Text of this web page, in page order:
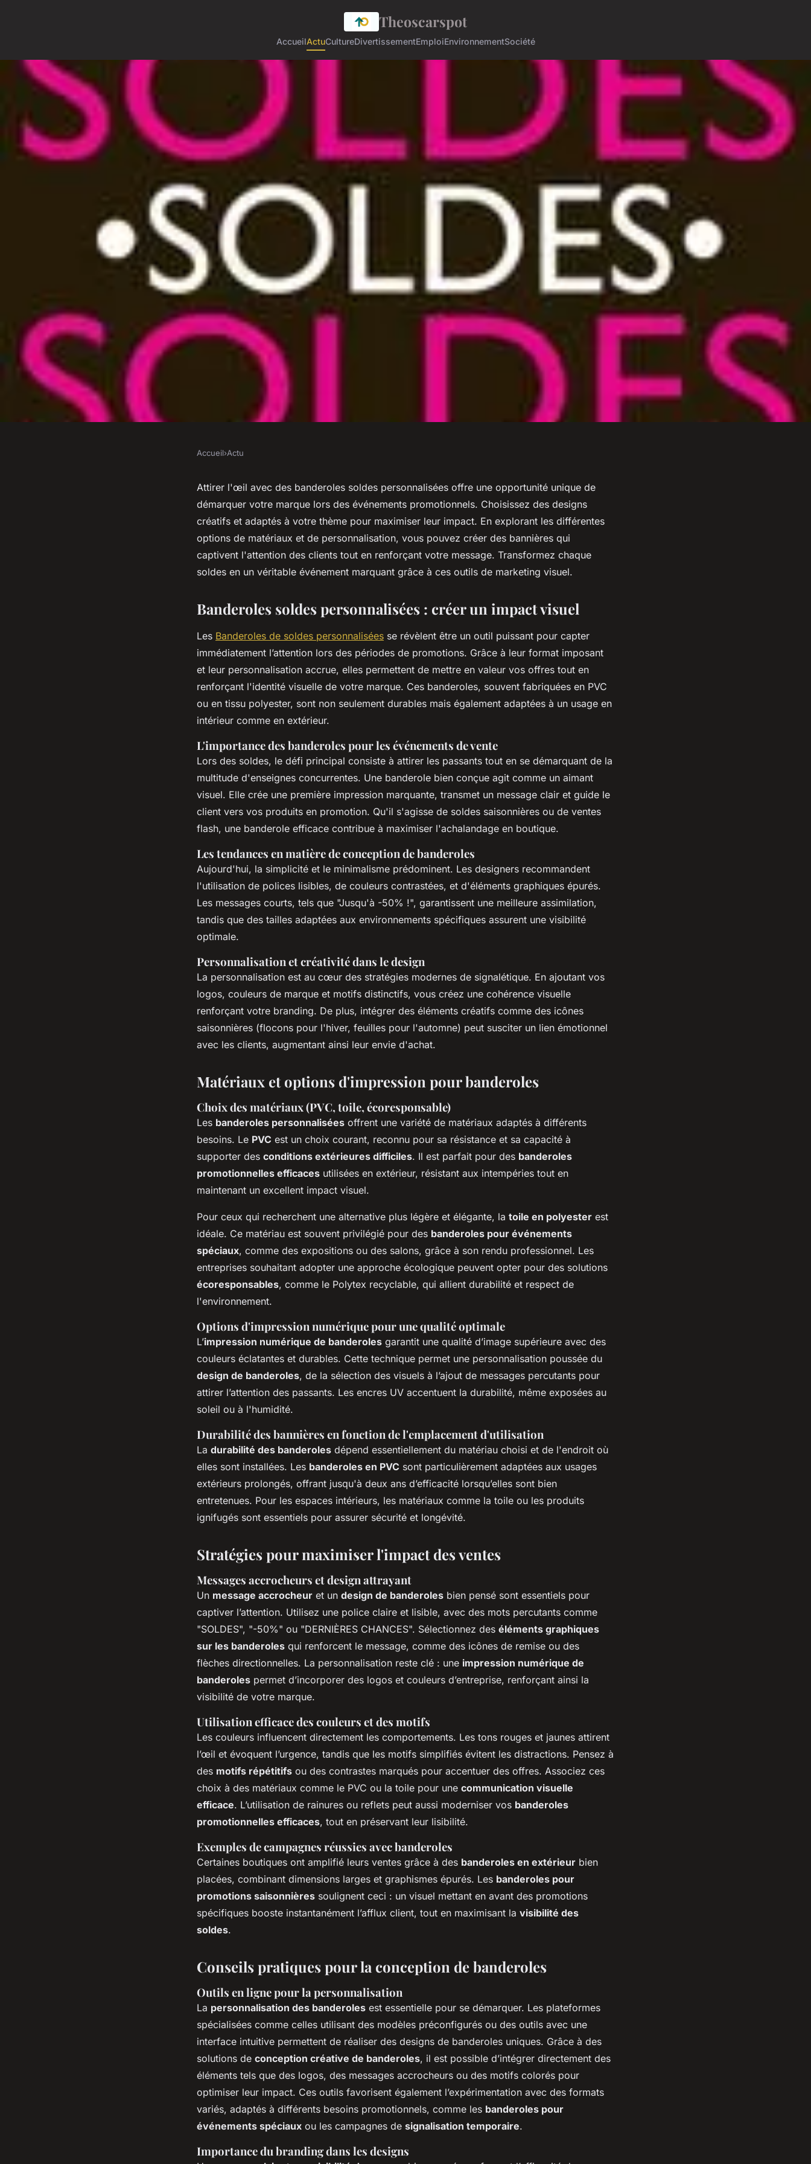
Theoscarspot
AccueilActuCultureDivertissementEmploiEnvironnementSociété
Banderoles soldes personnalisées :
attirez l'œil avec style !
Accueil›Actu
Attirer l'œil avec des banderoles soldes personnalisées offre une opportunité unique de
démarquer votre marque lors des événements promotionnels. Choisissez des designs
créatifs et adaptés à votre thème pour maximiser leur impact. En explorant les différentes
options de matériaux et de personnalisation, vous pouvez créer des bannières qui
captivent l'attention des clients tout en renforçant votre message. Transformez chaque
soldes en un véritable événement marquant grâce à ces outils de marketing visuel.
Banderoles soldes personnalisées : créer un impact visuel
Les Banderoles de soldes personnalisées se révèlent être un outil puissant pour capter
immédiatement l’attention lors des périodes de promotions. Grâce à leur format imposant
et leur personnalisation accrue, elles permettent de mettre en valeur vos offres tout en
renforçant l'identité visuelle de votre marque. Ces banderoles, souvent fabriquées en PVC
ou en tissu polyester, sont non seulement durables mais également adaptées à un usage en
intérieur comme en extérieur.
L'importance des banderoles pour les événements de vente
Lors des soldes, le défi principal consiste à attirer les passants tout en se démarquant de la
multitude d'enseignes concurrentes. Une banderole bien conçue agit comme un aimant
visuel. Elle crée une première impression marquante, transmet un message clair et guide le
client vers vos produits en promotion. Qu'il s'agisse de soldes saisonnières ou de ventes
flash, une banderole efficace contribue à maximiser l'achalandage en boutique.
Les tendances en matière de conception de banderoles
Aujourd'hui, la simplicité et le minimalisme prédominent. Les designers recommandent
l'utilisation de polices lisibles, de couleurs contrastées, et d'éléments graphiques épurés.
Les messages courts, tels que "Jusqu'à -50% !", garantissent une meilleure assimilation,
tandis que des tailles adaptées aux environnements spécifiques assurent une visibilité
optimale.
Personnalisation et créativité dans le design
La personnalisation est au cœur des stratégies modernes de signalétique. En ajoutant vos
logos, couleurs de marque et motifs distinctifs, vous créez une cohérence visuelle
renforçant votre branding. De plus, intégrer des éléments créatifs comme des icônes
saisonnières (flocons pour l'hiver, feuilles pour l'automne) peut susciter un lien émotionnel
avec les clients, augmentant ainsi leur envie d'achat.
Matériaux et options d'impression pour banderoles
Choix des matériaux (PVC, toile, écoresponsable)
Les banderoles personnalisées offrent une variété de matériaux adaptés à différents
besoins. Le PVC est un choix courant, reconnu pour sa résistance et sa capacité à
supporter des conditions extérieures difficiles. Il est parfait pour des banderoles
promotionnelles efficaces utilisées en extérieur, résistant aux intempéries tout en
maintenant un excellent impact visuel.
Pour ceux qui recherchent une alternative plus légère et élégante, la toile en polyester est
idéale. Ce matériau est souvent privilégié pour des banderoles pour événements
spéciaux, comme des expositions ou des salons, grâce à son rendu professionnel. Les
entreprises souhaitant adopter une approche écologique peuvent opter pour des solutions
écoresponsables, comme le Polytex recyclable, qui allient durabilité et respect de
l'environnement.
Options d'impression numérique pour une qualité optimale
L’impression numérique de banderoles garantit une qualité d’image supérieure avec des
couleurs éclatantes et durables. Cette technique permet une personnalisation poussée du
design de banderoles, de la sélection des visuels à l’ajout de messages percutants pour
attirer l’attention des passants. Les encres UV accentuent la durabilité, même exposées au
soleil ou à l'humidité.
Durabilité des bannières en fonction de l'emplacement d'utilisation
La durabilité des banderoles dépend essentiellement du matériau choisi et de l'endroit où
elles sont installées. Les banderoles en PVC sont particulièrement adaptées aux usages
extérieurs prolongés, offrant jusqu'à deux ans d’efficacité lorsqu’elles sont bien
entretenues. Pour les espaces intérieurs, les matériaux comme la toile ou les produits
ignifugés sont essentiels pour assurer sécurité et longévité.
Stratégies pour maximiser l'impact des ventes
Messages accrocheurs et design attrayant
Un message accrocheur et un design de banderoles bien pensé sont essentiels pour
captiver l’attention. Utilisez une police claire et lisible, avec des mots percutants comme
"SOLDES", "-50%" ou "DERNIÈRES CHANCES". Sélectionnez des éléments graphiques
sur les banderoles qui renforcent le message, comme des icônes de remise ou des
flèches directionnelles. La personnalisation reste clé : une impression numérique de
banderoles permet d’incorporer des logos et couleurs d’entreprise, renforçant ainsi la
visibilité de votre marque.
Utilisation efficace des couleurs et des motifs
Les couleurs influencent directement les comportements. Les tons rouges et jaunes attirent
l’œil et évoquent l’urgence, tandis que les motifs simplifiés évitent les distractions. Pensez à
des motifs répétitifs ou des contrastes marqués pour accentuer des offres. Associez ces
choix à des matériaux comme le PVC ou la toile pour une communication visuelle
efficace. L’utilisation de rainures ou reflets peut aussi moderniser vos banderoles
promotionnelles efficaces, tout en préservant leur lisibilité.
Exemples de campagnes réussies avec banderoles
Certaines boutiques ont amplifié leurs ventes grâce à des banderoles en extérieur bien
placées, combinant dimensions larges et graphismes épurés. Les banderoles pour
promotions saisonnières soulignent ceci : un visuel mettant en avant des promotions
spécifiques booste instantanément l’afflux client, tout en maximisant la visibilité des
soldes.
Conseils pratiques pour la conception de banderoles
Outils en ligne pour la personnalisation
La personnalisation des banderoles est essentielle pour se démarquer. Les plateformes
spécialisées comme celles utilisant des modèles préconfigurés ou des outils avec une
interface intuitive permettent de réaliser des designs de banderoles uniques. Grâce à des
solutions de conception créative de banderoles, il est possible d’intégrer directement des
éléments tels que des logos, des messages accrocheurs ou des motifs colorés pour
optimiser leur impact. Ces outils favorisent également l’expérimentation avec des formats
variés, adaptés à différents besoins promotionnels, comme les banderoles pour
événements spéciaux ou les campagnes de signalisation temporaire.
Importance du branding dans les designs